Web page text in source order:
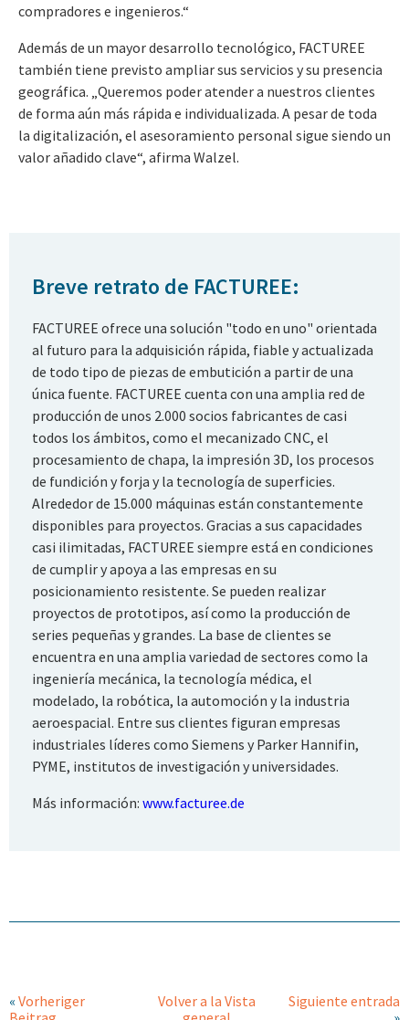
compradores e ingenieros.“
Además de un mayor desarrollo tecnológico, FACTUREE
también tiene previsto ampliar sus servicios y su presencia
geográfica. „Queremos poder atender a nuestros clientes
de forma aún más rápida e individualizada. A pesar de toda
la digitalización, el asesoramiento personal sigue siendo un
valor añadido clave“, afirma Walzel.
Breve retrato de FACTUREE:
FACTUREE ofrece una solución "todo en uno" orientada
al futuro para la adquisición rápida, fiable y actualizada
de todo tipo de piezas de embutición a partir de una
única fuente. FACTUREE cuenta con una amplia red de
producción de unos 2.000 socios fabricantes de casi
todos los ámbitos, como el mecanizado CNC, el
procesamiento de chapa, la impresión 3D, los procesos
de fundición y forja y la tecnología de superficies.
Alrededor de 15.000 máquinas están constantemente
disponibles para proyectos. Gracias a sus capacidades
casi ilimitadas, FACTUREE siempre está en condiciones
de cumplir y apoya a las empresas en su
posicionamiento resistente. Se pueden realizar
proyectos de prototipos, así como la producción de
series pequeñas y grandes. La base de clientes se
encuentra en una amplia variedad de sectores como la
ingeniería mecánica, la tecnología médica, el
modelado, la robótica, la automoción y la industria
aeroespacial. Entre sus clientes figuran empresas
industriales líderes como Siemens y Parker Hannifin,
PYME, institutos de investigación y universidades.
Más información: www.facturee.de
« Vorheriger
Volver a la Vista
Siguiente entrada